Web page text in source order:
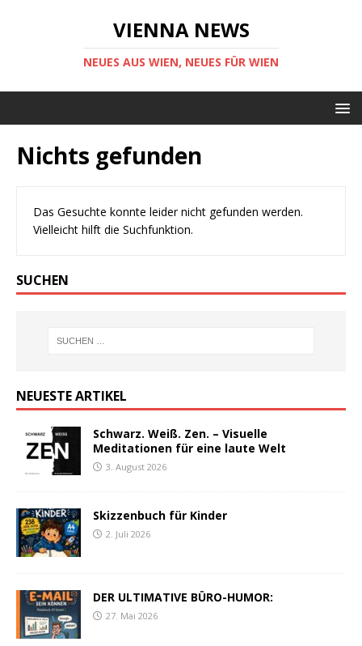
VIENNA NEWS
NEUES AUS WIEN, NEUES FÜR WIEN
Nichts gefunden
Das Gesuchte konnte leider nicht gefunden werden.
Vielleicht hilft die Suchfunktion.
SUCHEN
NEUESTE ARTIKEL
Schwarz. Weiß. Zen. – Visuelle
Meditationen für eine laute Welt
3. August 2026
Skizzenbuch für Kinder
2. Juli 2026
DER ULTIMATIVE BÜRO-HUMOR:
27. Mai 2026